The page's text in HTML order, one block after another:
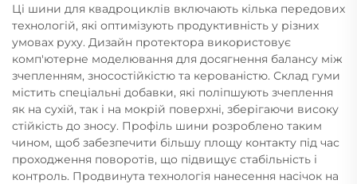
Ці шини для квадроциклів включають кілька передових
технологій, які оптимізують продуктивність у різних
умовах руху. Дизайн протектора використовує
комп'ютерне моделювання для досягнення балансу між
зчепленням, зносостійкістю та керованістю. Склад гуми
містить спеціальні добавки, які поліпшують зчеплення
як на сухій, так і на мокрій поверхні, зберігаючи високу
стійкість до зносу. Профіль шини розроблено таким
чином, щоб забезпечити більшу площу контакту під час
проходження поворотів, що підвищує стабільність і
контроль. Продвинута технологія нанесення насічок на